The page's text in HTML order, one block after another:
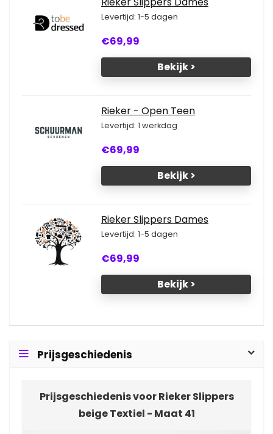
Levertijd: 1-5 dagen
€69,99
Bekijk >
Rieker - Open Teen
Levertijd: 1 werkdag
€69,99
Bekijk >
Rieker Slippers Dames
Levertijd: 1-5 dagen
€69,99
Bekijk >
Prijsgeschiedenis
Prijsgeschiedenis voor Rieker Slippers
beige Textiel - Maat 41